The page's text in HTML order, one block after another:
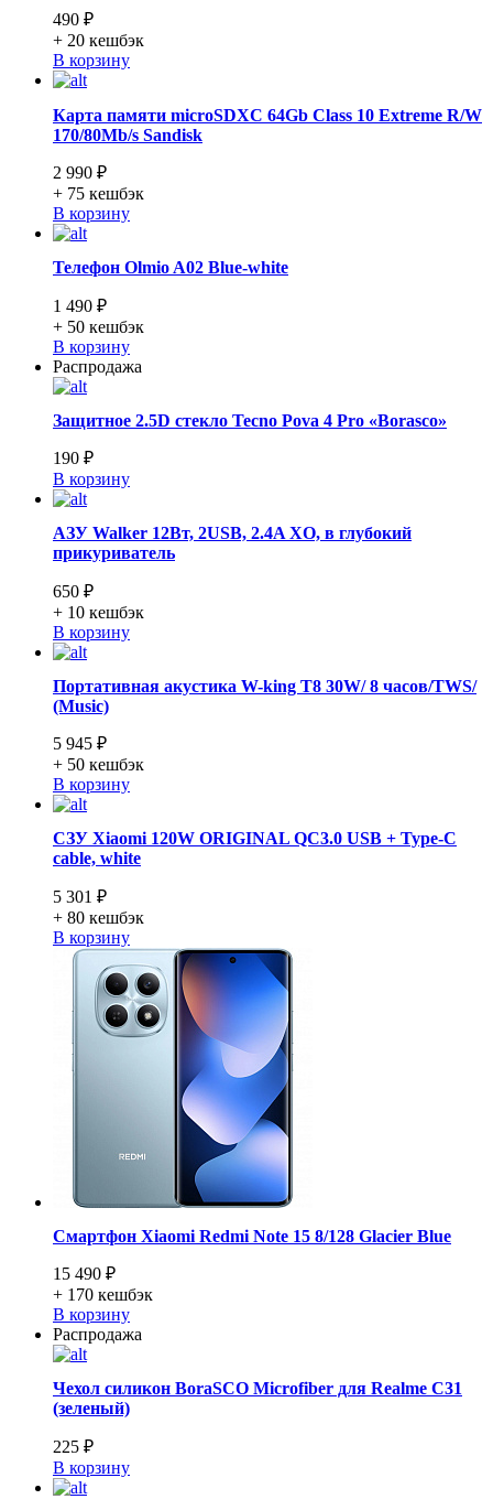
490 ₽
+ 20 кешбэк
В корзину
Карта памяти microSDXC 64Gb Class 10 Extreme R/W
170/80Mb/s Sandisk
2 990 ₽
+ 75 кешбэк
В корзину
Телефон Olmio A02 Blue-white
1 490 ₽
+ 50 кешбэк
В корзину
Распродажа
Защитное 2.5D стекло Tecno Pova 4 Pro «Borasco»
190 ₽
В корзину
АЗУ Walker 12Вт, 2USB, 2.4A XO, в глубокий
прикуриватель
650 ₽
+ 10 кешбэк
В корзину
Портативная акустика W-king T8 30W/ 8 часов/TWS/
(Music)
5 945 ₽
+ 50 кешбэк
В корзину
СЗУ Xiaomi 120W ORIGINAL QC3.0 USB + Type-C
cable, white
5 301 ₽
+ 80 кешбэк
В корзину
Смартфон Xiaomi Redmi Note 15 8/128 Glacier Blue
15 490 ₽
+ 170 кешбэк
В корзину
Распродажа
Чехол силикон BoraSCO Microfiber для Realme C31
(зеленый)
225 ₽
В корзину